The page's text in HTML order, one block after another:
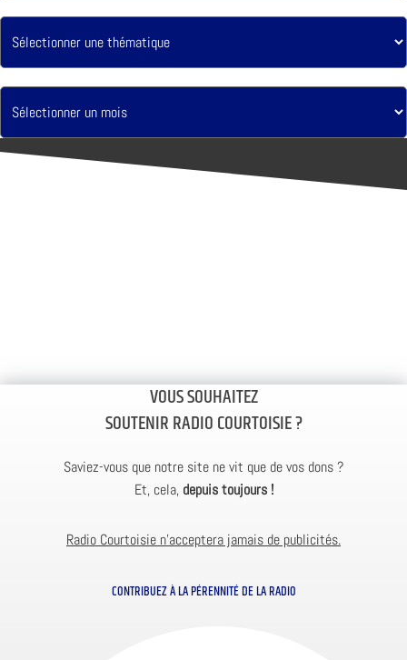
VOUS SOUHAITEZ
SOUTENIR RADIO COURTOISIE ?
Saviez-vous que notre site ne vit que de vos dons ?
Et, cela, depuis toujours !
Radio Courtoisie n’acceptera jamais de publicités.
CONTRIBUEZ À LA PÉRENNITÉ DE LA RADIO